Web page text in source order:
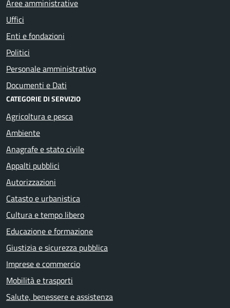
Aree amministrative
Uffici
Enti e fondazioni
Politici
Personale amministrativo
Documenti e Dati
CATEGORIE DI SERVIZIO
Agricoltura e pesca
Ambiente
Anagrafe e stato civile
Appalti pubblici
Autorizzazioni
Catasto e urbanistica
Cultura e tempo libero
Educazione e formazione
Giustizia e sicurezza pubblica
Imprese e commercio
Mobilità e trasporti
Salute, benessere e assistenza